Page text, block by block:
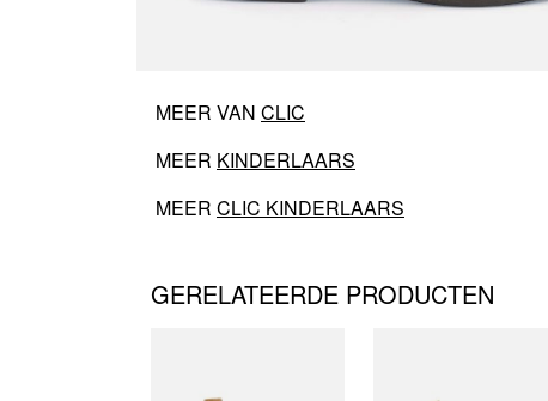
MEER VAN CLIC
MEER KINDERLAARS
MEER CLIC KINDERLAARS
GERELATEERDE PRODUCTEN